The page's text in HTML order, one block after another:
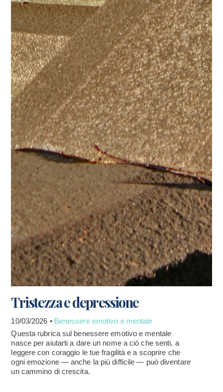
Tristezza e depressione
10/03/2026 • Benessere emotivo e mentale
Questa rubrica sul benessere emotivo e mentale
nasce per aiutarti a dare un nome a ciò che senti, a
leggere con coraggio le tue fragilità e a scoprire che
ogni emozione — anche la più difficile — può diventare
un cammino di crescita.